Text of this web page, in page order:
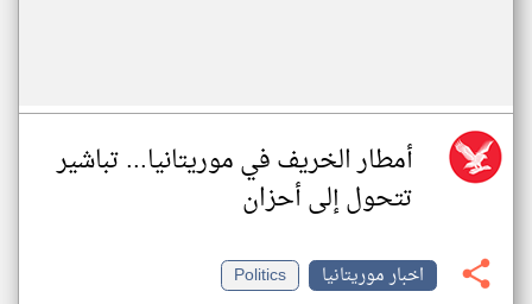
أمطار الخريف في موريتانيا... تباشير
تتحول إلى أحزان
اخبار موريتانيا
Politics